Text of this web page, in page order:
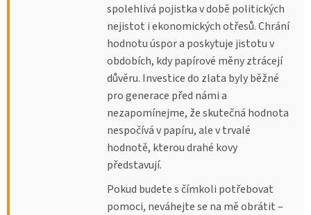
spolehlivá pojistka v době politických
nejistot i ekonomických otřesů. Chrání
hodnotu úspor a poskytuje jistotu v
obdobích, kdy papírové měny ztrácejí
důvěru. Investice do zlata byly běžné
pro generace před námi a
nezapomínejme, že skutečná hodnota
nespočívá v papíru, ale v trvalé
hodnotě, kterou drahé kovy
představují.
Pokud budete s čímkoli potřebovat
pomoci, neváhejte se na mě obrátit –